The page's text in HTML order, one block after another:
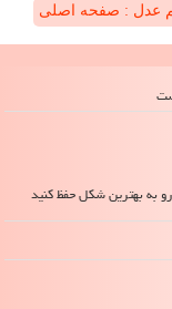
عدل : صفحه اصلی
به بهترین شکل حفظ کنید